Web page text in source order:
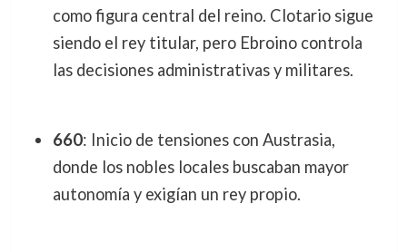
como figura central del reino. Clotario sigue
siendo el rey titular, pero Ebroino controla
las decisiones administrativas y militares.
660: Inicio de tensiones con Austrasia,
donde los nobles locales buscaban mayor
autonomía y exigían un rey propio.